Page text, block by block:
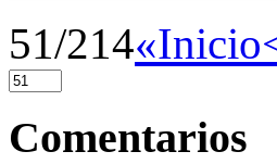
51/214«Inicio
Comentarios